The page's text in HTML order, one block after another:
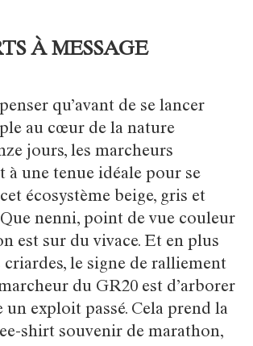
À MESSAGE
qu’avant de se lancer
au cœur de la nature
jours, les marcheurs
à une tenue idéale pour se
écosystème beige, gris et
nenni, point de vue couleur
est sur du vivace. Et en plus
criardes, le signe de ralliement
du GR20 est d’arborer
un exploit passé. Cela prend la
shirt souvenir de marathon,